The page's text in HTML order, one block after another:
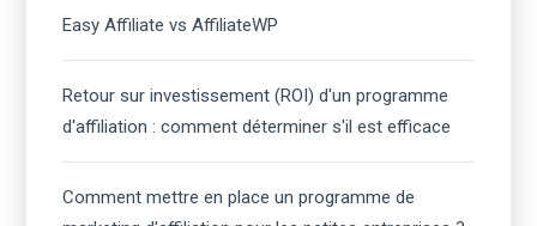
Easy Affiliate vs AffiliateWP
Retour sur investissement (ROI) d'un programme
d'affiliation : comment déterminer s'il est efficace
Comment mettre en place un programme de